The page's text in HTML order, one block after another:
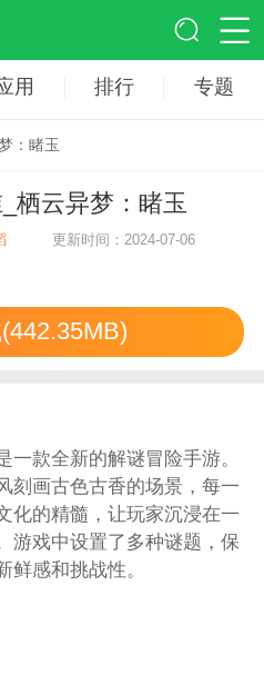
用 排行 专题
：睹玉
栖云异梦：睹玉
更新时间：2024-07-06
款全新的解谜冒险手游。
刻画古色古香的场景，每一
化的精髓，让玩家沉浸在一
游戏中设置了多种谜题，保
鲜感和挑战性。